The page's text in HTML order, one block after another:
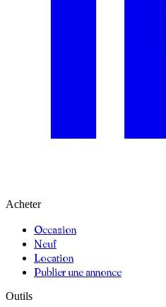
Acheter
Occasion
Neuf
Location
Publier une annonce
Outils